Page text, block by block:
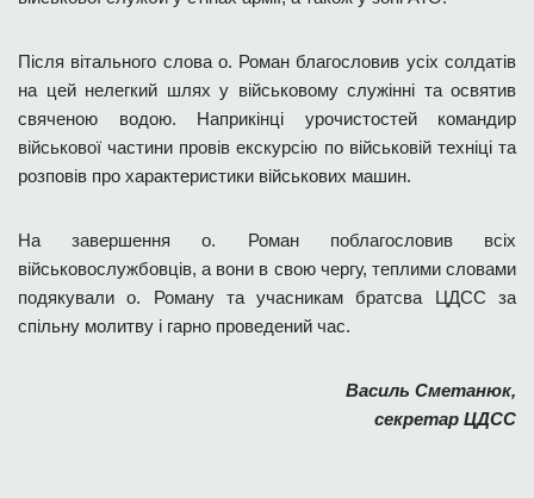
Після вітального слова о. Роман благословив усіх солдатів
на цей нелегкий шлях у військовому служінні та освятив
свяченою водою. Наприкінці урочистостей командир
військової частини провів екскурсію по військовій техніці та
розповів про характеристики військових машин.
На завершення о. Роман поблагословив всіх
військовослужбовців, а вони в свою чергу, теплими словами
подякували о. Роману та учасникам братсва ЦДСС за
спільну молитву і гарно проведений час.
Василь Сметанюк,
секретар ЦДСС